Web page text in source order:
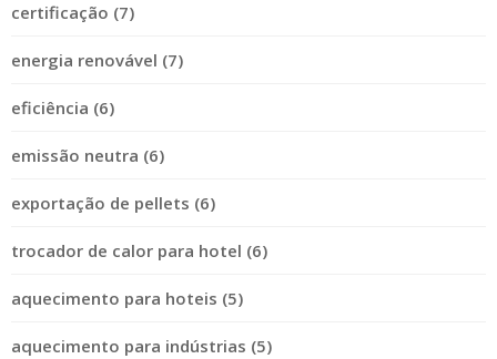
certificação (7)
energia renovável (7)
eficiência (6)
emissão neutra (6)
exportação de pellets (6)
trocador de calor para hotel (6)
aquecimento para hoteis (5)
aquecimento para indústrias (5)